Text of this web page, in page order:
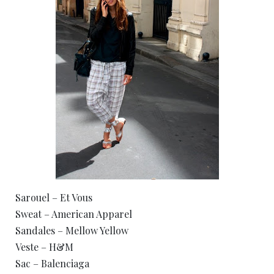
Sarouel – Et Vous
Sweat – American Apparel
Sandales – Mellow Yellow
Veste – H&M
Sac – Balenciaga